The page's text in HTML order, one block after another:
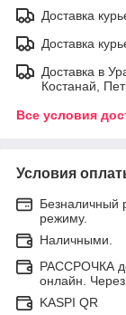
Доставка
Доставка
Доставка в
Костанай,
Все условия
Условия
Безналичный
режиму.
Наличными.
РАССРОЧКА
онлайн. Через
KASPI QR